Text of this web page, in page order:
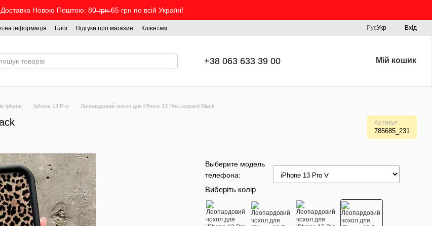
Доставка Новою Поштою: 80̶ ̶г̶р̶н̶ 65 грн по всій Україні!
інформація Блог Відгуки про магазин Клієнтам РусУкр Вхід
+38 063 633 39 00 Мій кошик
Iphone Iphone 13 Pro Леопардовий чохол для iPhone 13 Pro Leopard Black
Артикул
785685_231
Выберите модель
телефона:
Виберіть колір